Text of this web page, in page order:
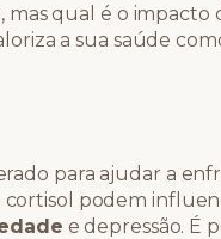
qual é o impacto
a sua saúde
para ajudar a
cortisol podem
e depressão. É